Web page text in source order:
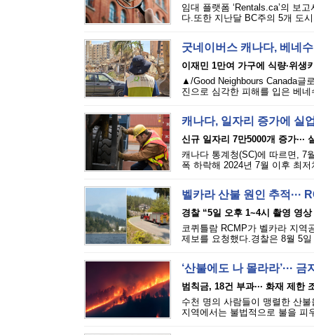
임대 플랫폼 ‘Rentals.ca’의 보
다.또한 지난달 BC주의 5개 도
굿네이버스 캐나다, 베네
이재민 1만여 가구에 식량·위생
▲/Good Neighbours Canada글
진으로 심각한 피해를 입은 베
캐나다, 일자리 증가에 실
신규 일자리 7만5000개 증가···
캐나다 통계청(SC)에 따르면, 7
폭 하락해 2024년 7월 이후 최
벨카라 산불 원인 추적···
경찰 “5일 오후 1~4시 촬영 영상
코퀴틀람 RCMP가 벨카라 지역
제보를 요청했다.경찰은 8월 5
‘산불에도 나 몰라라’···
범칙금, 18건 부과··· 화재 제한
수천 명의 사람들이 맹렬한 산
지역에서는 불법적으로 불을 피